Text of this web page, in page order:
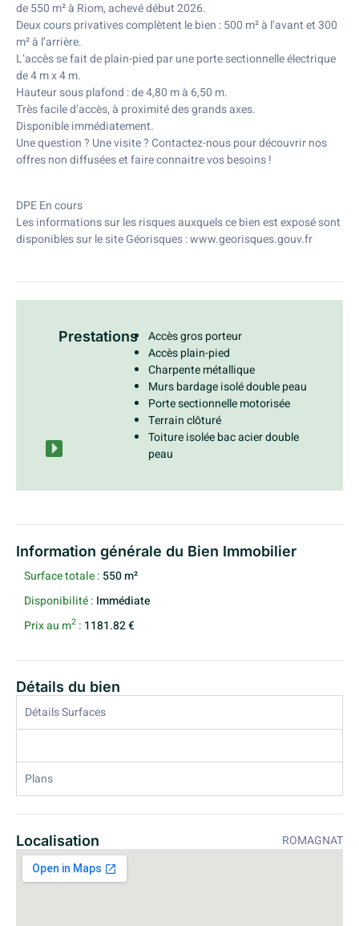
de 550 m² à Riom, achevé début 2026.
Deux cours privatives complètent le bien : 500 m² à l’avant et 300
m² à l’arrière.
L’accès se fait de plain-pied par une porte sectionnelle électrique
de 4 m x 4 m.
Hauteur sous plafond : de 4,80 m à 6,50 m.
Très facile d’accès, à proximité des grands axes.
Disponible immédiatement.
Une question ? Une visite ? Contactez-nous pour découvrir nos
offres non diffusées et faire connaitre vos besoins !
DPE En cours
Les informations sur les risques auxquels ce bien est exposé sont
disponibles sur le site Géorisques : www.georisques.gouv.fr
Prestations
Accès gros porteur
Accès plain-pied
Charpente métallique
Murs bardage isolé double peau
Porte sectionnelle motorisée
Terrain clôturé
Toiture isolée bac acier double
peau
Information générale du Bien Immobilier
Surface totale : 550 m²
Disponibilité : Immédiate
Prix au m2 : 1181.82 €
Détails du bien
Détails Surfaces
Plans
Localisation ROMAGNAT